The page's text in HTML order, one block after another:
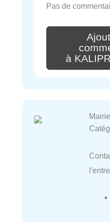
Pas de
à
Mairie